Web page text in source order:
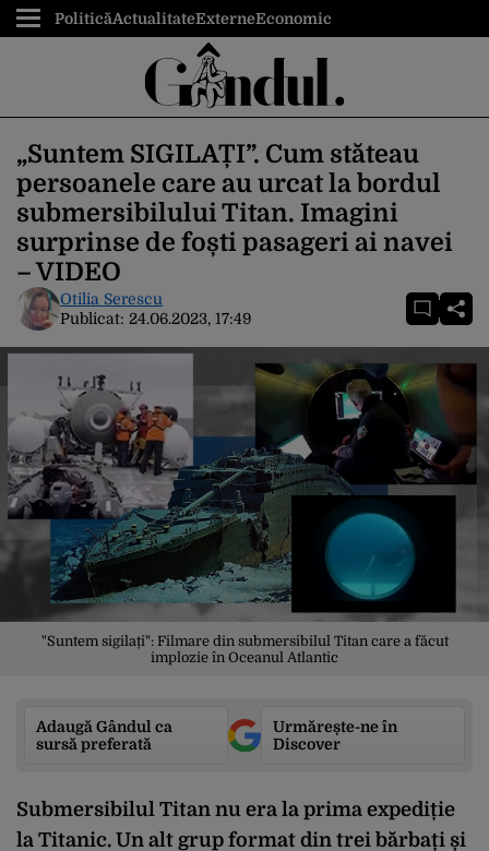
PoliticăActualitateExterneEconomic
„Suntem SIGILAȚI”. Cum stăteau
persoanele care au urcat la bordul
submersibilului Titan. Imagini
surprinse de foști pasageri ai navei
– VIDEO
Otilia Serescu
Publicat: 24.06.2023, 17:49
"Suntem sigilați": Filmare din submersibilul Titan care a făcut
implozie în Oceanul Atlantic
Adaugă Gândul ca
sursă preferată
Urmărește-ne în
Discover
Submersibilul Titan nu era la prima expediție
la Titanic. Un alt grup format din trei bărbați și